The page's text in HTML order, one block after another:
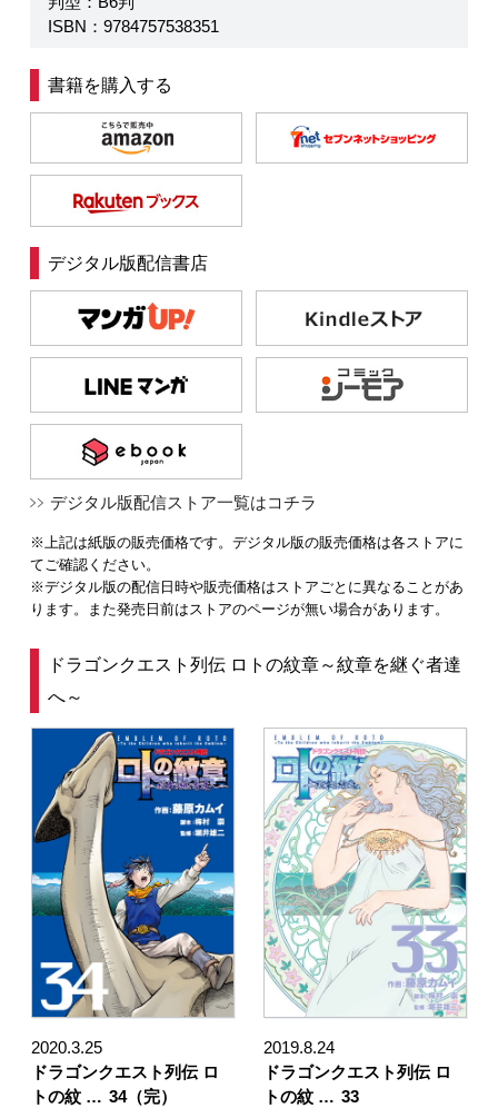
ISBN：9784757538351
書籍を購入する
デジタル版配信書店
デジタル版配信ストア一覧はコチラ
※上記は紙版の販売価格です。デジタル版の販売価格は各ストアに
てご確認ください。
※デジタル版の配信日時や販売価格はストアごとに異なることがあ
ります。また発売日前はストアのページが無い場合があります。
ドラゴンクエスト列伝 ロトの紋章～紋章を継ぐ者達
へ～
2020.3.25
ドラゴンクエスト列伝 ロ
トの紋 … 34（完）
2019.8.24
ドラゴンクエスト列伝 ロ
トの紋 … 33